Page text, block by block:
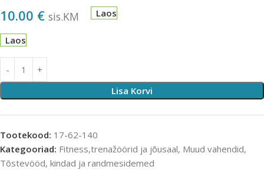
10.00 € sis.KM Laos
Laos
Lisa Korvi
Tootekood: 17-62-140
Kategooriad: Fitness,trenažöörid ja jõusaal, Muud vahendid,
Tõstevööd, kindad ja randmesidemed